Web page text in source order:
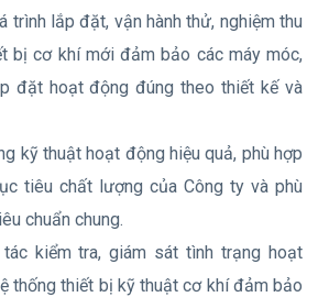
trình lắp đặt, vận hành thử, nghiệm thu
bị cơ khí mới đảm bảo các máy móc,
đặt hoạt động đúng theo thiết kế và
kỹ thuật hoạt động hiệu quả, phù hợp
tiêu chất lượng của Công ty và phù
chuẩn chung.
kiểm tra, giám sát tình trạng hoạt
thống thiết bị kỹ thuật cơ khí đảm bảo